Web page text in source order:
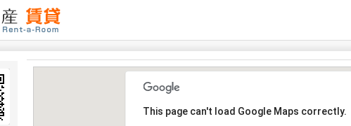
This page can't load Google Maps correctly.